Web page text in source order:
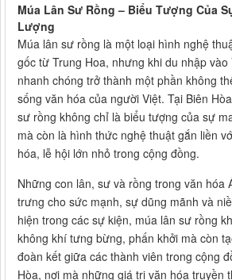
Múa Lân Sư Rồng – Biểu Tượng Của
Lượng
Múa lân sư rồng là một loại hình nghệ
gốc từ Trung Hoa, nhưng khi du nhập vào
nhanh chóng trở thành một phần không
sống văn hóa của người Việt. Tại Biên
sư rồng không chỉ là biểu tượng của sự
mà còn là hình thức nghệ thuật gắn liền
hóa, lễ hội lớn nhỏ trong cộng đồng.
Những con lân, sư và rồng trong văn hóa
trưng cho sức mạnh, sự dũng mãnh và
hiện trong các sự kiện, múa lân sư rồng
không khí tưng bừng, phấn khởi mà còn
đoàn kết giữa các thành viên trong cộng
Hòa, nơi mà những giá trị văn hóa truyền